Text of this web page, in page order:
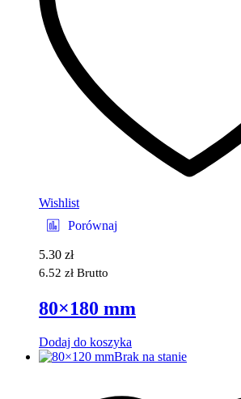
Wishlist
Porównaj
5.30 zł
6.52 zł Brutto
80×180 mm
Dodaj do koszyka
Brak na stanie